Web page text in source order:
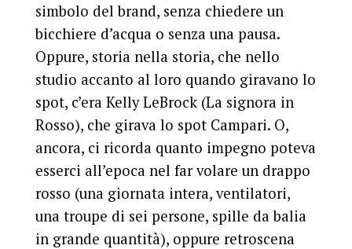
simbolo del brand, senza chiedere un
bicchiere d’acqua o senza una pausa.
Oppure, storia nella storia, che nello
studio accanto al loro quando giravano lo
spot, c’era Kelly LeBrock (La signora in
Rosso), che girava lo spot Campari. O,
ancora, ci ricorda quanto impegno poteva
esserci all’epoca nel far volare un drappo
rosso (una giornata intera, ventilatori,
una troupe di sei persone, spille da balia
in grande quantità), oppure retroscena